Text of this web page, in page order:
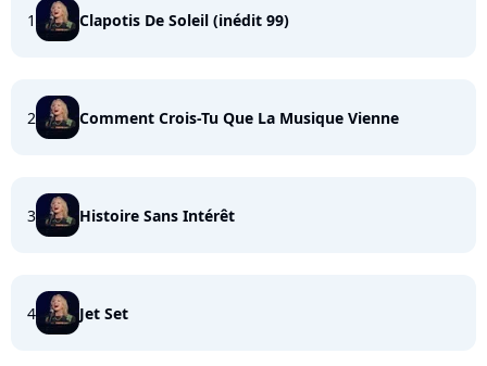
1 Clapotis De Soleil (inédit 99)
2 Comment Crois-Tu Que La Musique Vienne
3 Histoire Sans Intérêt
4 Jet Set